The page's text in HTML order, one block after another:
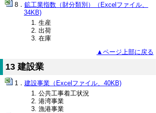
鉱工業指数（財分類別）（Excelファイル、
34KB)
生産
出荷
在庫
▲ページ上部に戻る
13 建設業
建設事業（Excelファイル、40KB)
公共工事着工状況
港湾事業
漁港事業